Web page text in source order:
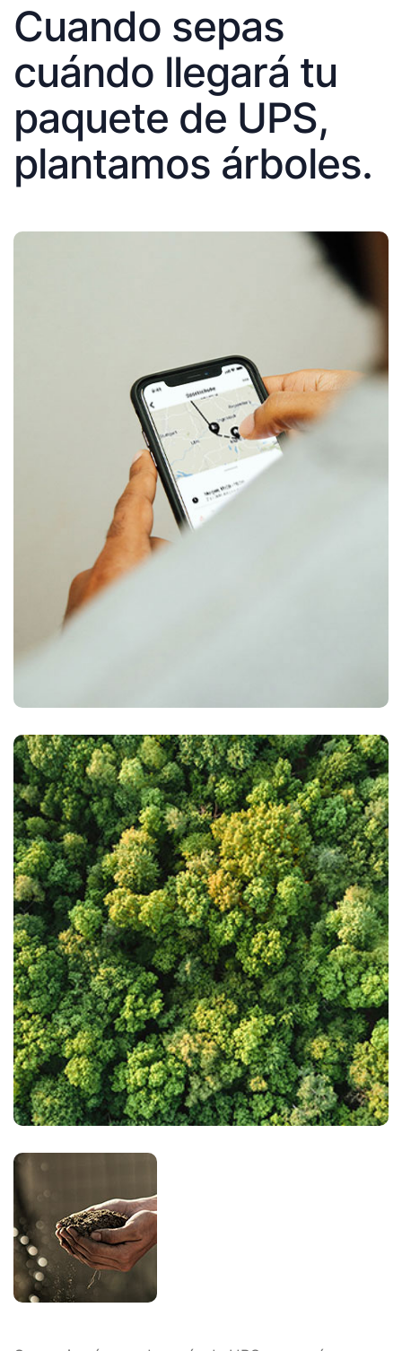
Cuando sepas
cuándo llegará tu
paquete de UPS,
plantamos árboles.